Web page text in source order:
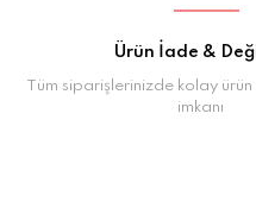
Ürün İade &
Tüm siparişlerinizde kolay
imkanı